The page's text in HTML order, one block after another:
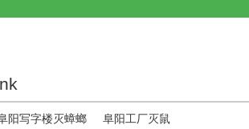
阳写字楼灭蟑螂 阜阳工厂灭鼠